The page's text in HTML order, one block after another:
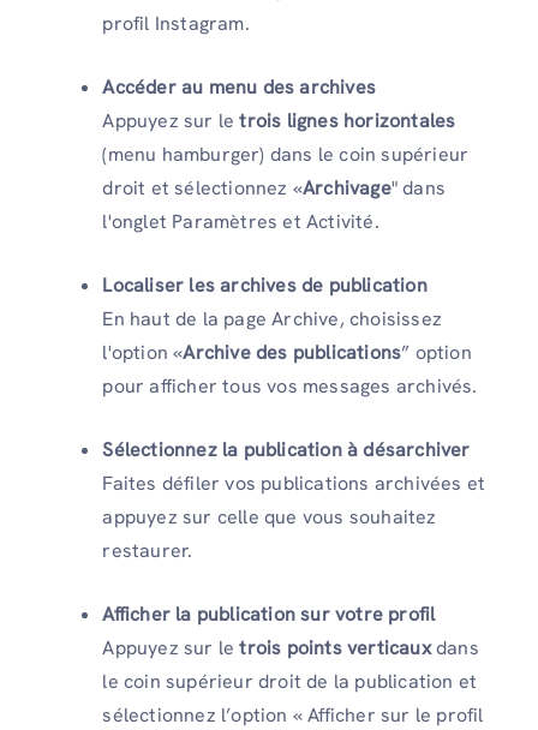
profil Instagram.
Accéder au menu des archives
Appuyez sur letrois lignes horizontales
(menu hamburger) dans le coin supérieur
droit et sélectionnez «Archivage" dans
l'onglet Paramètres et Activité.
Localiser les archives de publication
En haut de la page Archive, choisissez
l'option «Archive des publications” option
pour afficher tous vos messages archivés.
Sélectionnez la publication à désarchiver
Faites défiler vos publications archivées et
appuyez sur celle que vous souhaitez
restaurer.
Afficher la publication sur votre profil
Appuyez sur letrois points verticauxdans
le coin supérieur droit de la publication et
sélectionnez l’option « Afficher sur le profil